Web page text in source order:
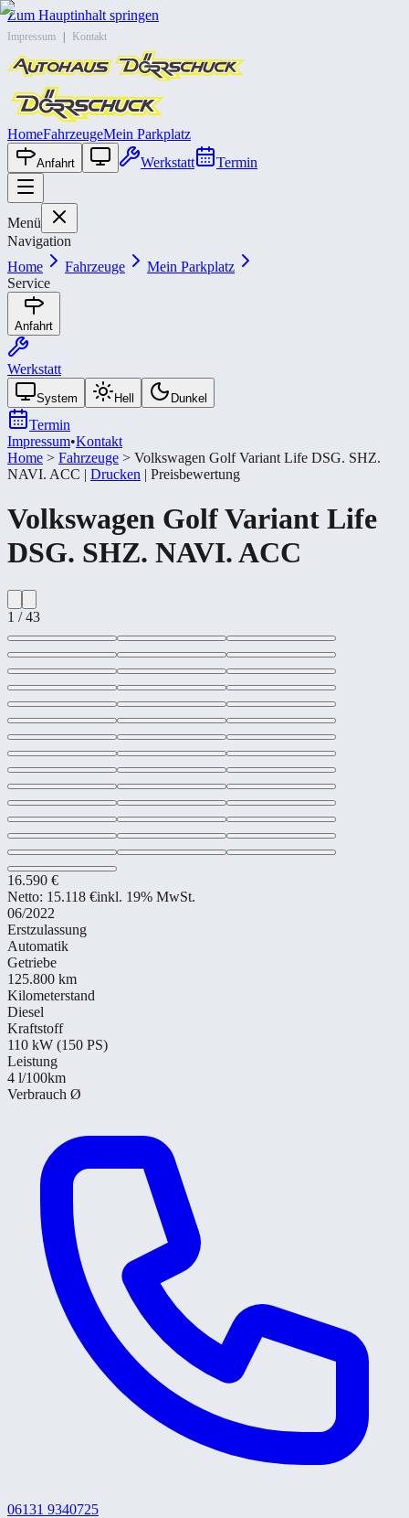
Zum Hauptinhalt springen
Impressum Kontakt
HomeFahrzeugeMein Parkplatz
Anfahrt Werkstatt Termin
Menü
Navigation
Home
Fahrzeuge
Mein Parkplatz
Service
Anfahrt
Werkstatt
System Hell Dunkel
Termin
Impressum•Kontakt
Home > Fahrzeuge > Volkswagen Golf Variant Life DSG. SHZ.
NAVI. ACC | Drucken | Preisbewertung
Volkswagen Golf Variant Life
DSG. SHZ. NAVI. ACC
1 /43
16.590 €
Netto: 15.118 €inkl. 19% MwSt.
06/2022
Erstzulassung
Automatik
Getriebe
125.800 km
Kilometerstand
Diesel
Kraftstoff
110 kW (150 PS)
Leistung
4 l/100km
Verbrauch Ø
06131 9340725